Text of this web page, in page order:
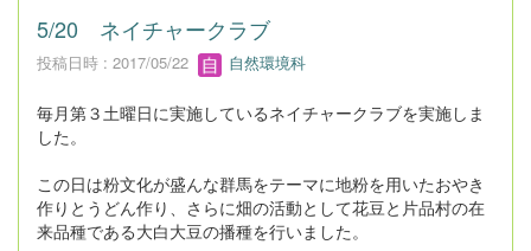
5/20 ネイチャークラブ
投稿日時 : 2017/05/22 自然環境科
毎月第３土曜日に実施しているネイチャークラブを実施しま
した。
この日は粉文化が盛んな群馬をテーマに地粉を用いたおやき
作りとうどん作り、さらに畑の活動として花豆と片品村の在
来品種である大白大豆の播種を行いました。